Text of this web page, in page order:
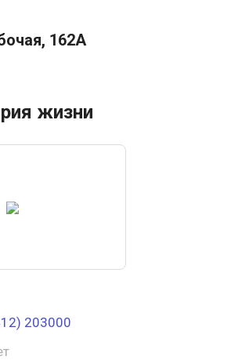
162А
жизни
203000